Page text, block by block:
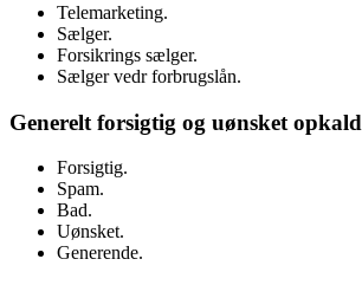
Telemarketing.
Sælger.
Forsikrings sælger.
Sælger vedr forbrugslån.
Generelt forsigtig og uønsket opkald
Forsigtig.
Spam.
Bad.
Uønsket.
Generende.